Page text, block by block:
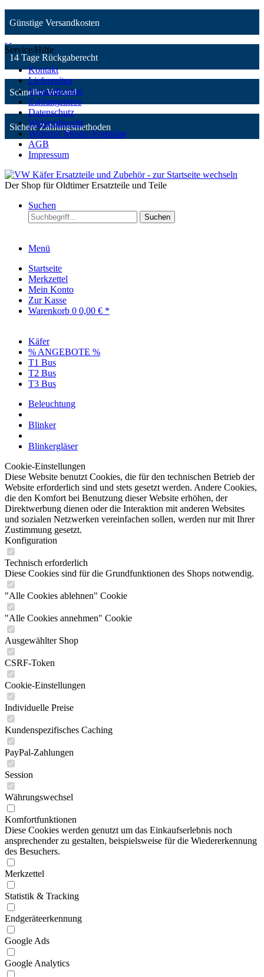
Günstige Versandkosten
14 Tage Rückgaberecht
Schneller Versand
Sichere Zahlungsmethoden
Service/Hilfe
Kontakt
Lieferzeiten
Versandkosten
Zahlungsinfos
Datenschutz
Widerrufsrecht
Widerruf Muster-Formular
AGB
Impressum
Der Shop für Oldtimer Ersatzteile und Teile
Suchen
Suchen
Menü
Startseite
Merkzettel
Mein Konto
Zur Kasse
Warenkorb 0 0,00 € *
Käfer
% ANGEBOTE %
T1 Bus
T2 Bus
T3 Bus
Beleuchtung
Blinker
Blinkergläser
Cookie-Einstellungen
Diese Website benutzt Cookies, die für den technischen Betrieb der
Website erforderlich sind und stets gesetzt werden. Andere Cookies,
die den Komfort bei Benutzung dieser Website erhöhen, der
Direktwerbung dienen oder die Interaktion mit anderen Websites
und sozialen Netzwerken vereinfachen sollen, werden nur mit Ihrer
Zustimmung gesetzt.
Konfiguration
Technisch erforderlich
Diese Cookies sind für die Grundfunktionen des Shops notwendig.
"Alle Cookies ablehnen" Cookie
"Alle Cookies annehmen" Cookie
Ausgewählter Shop
CSRF-Token
Cookie-Einstellungen
Individuelle Preise
Kundenspezifisches Caching
PayPal-Zahlungen
Session
Währungswechsel
Komfortfunktionen
Diese Cookies werden genutzt um das Einkaufserlebnis noch
ansprechender zu gestalten, beispielsweise für die Wiedererkennung
des Besuchers.
Merkzettel
Statistik & Tracking
Endgeräteerkennung
Google Ads
Google Analytics